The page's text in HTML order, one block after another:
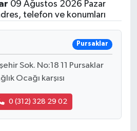
09 Ağustos 2026 Pazar
telefon ve konumları
Pursaklar
Sok. No:18 11 Pursaklar
Ocağı karşısı
0 (312) 328 29 02